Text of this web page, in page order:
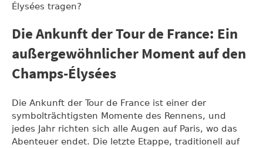
Élysées tragen?
Die Ankunft der Tour de France: Ein
außergewöhnlicher Moment auf den
Champs-Élysées
Die Ankunft der Tour de France ist einer der
symbolträchtigsten Momente des Rennens, und
jedes Jahr richten sich alle Augen auf Paris, wo das
Abenteuer endet. Die letzte Etappe, traditionell auf